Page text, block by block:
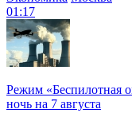
01:17
Режим «Беспилотная
ночь на 7 августа